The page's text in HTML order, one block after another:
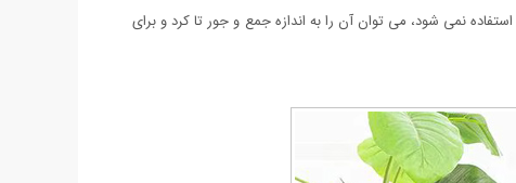
نمی شود، می توان آن را به اندازه جمع و جور تا کرد و برای